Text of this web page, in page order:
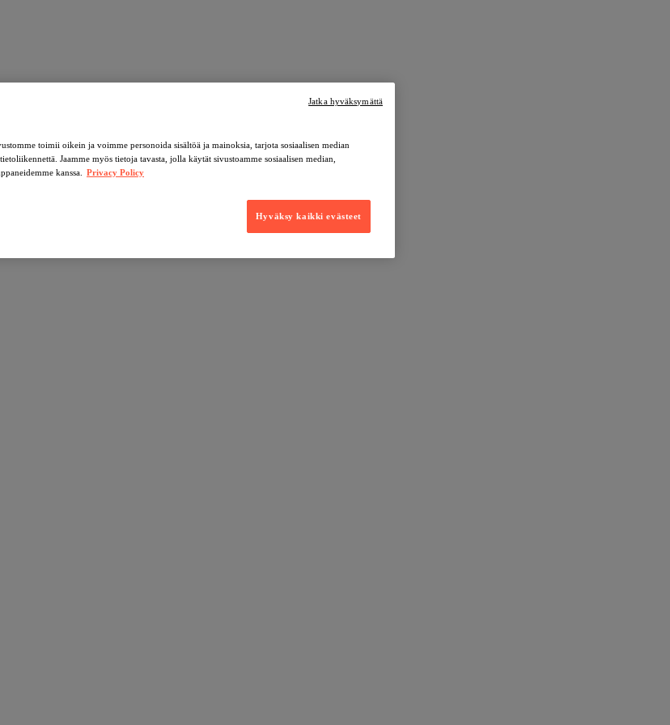
toimii oikein ja voimme personoida sisältöä ja mainoksia, tarjota sosiaalisen median
Jaamme myös tietoja tavasta, jolla käytät sivustoamme sosiaalisen median,
kanssa.
Privacy Policy
Hyväksy kaikki evästeet
Jatka hyväksymättä